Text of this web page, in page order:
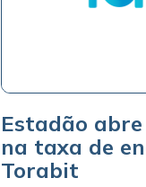
Estadão
na taxa de
Torabit